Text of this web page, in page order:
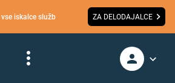
iskalce služb ZA DELODAJALCE